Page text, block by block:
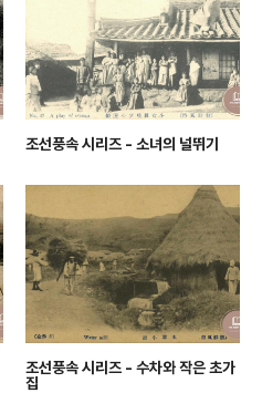
조선풍속 시리즈 - 소녀의 널뛰기
조선풍속 시리즈 - 수차와 작은 초가
집